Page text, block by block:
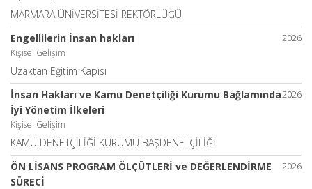
MARMARA ÜNİVERSİTESİ REKTÖRLÜĞÜ
2026
Engellilerin İnsan hakları
Kişisel Gelişim
Uzaktan Eğitim Kapısı
2026
İnsan Hakları ve Kamu Denetçiliği Kurumu Bağlamında
İyi Yönetim İlkeleri
Kişisel Gelişim
KAMU DENETÇİLİĞİ KURUMU BAŞDENETÇİLİĞİ
2026
ÖN LİSANS PROGRAM ÖLÇÜTLERİ ve DEĞERLENDİRME
SÜRECİ